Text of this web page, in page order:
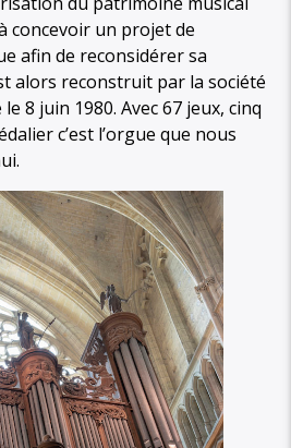
concevoir un projet de
afin de reconsidérer sa
alors reconstruit par la société
8 juin 1980. Avec 67 jeux, cinq
c’est l’orgue que nous